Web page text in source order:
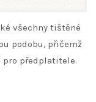
všechny tištěné
podobu, přičemž
pro předplatitele.